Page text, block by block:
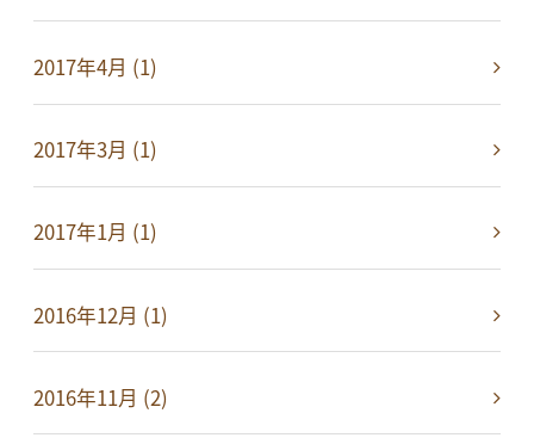
2017年4月 (1)
2017年3月 (1)
2017年1月 (1)
2016年12月 (1)
2016年11月 (2)